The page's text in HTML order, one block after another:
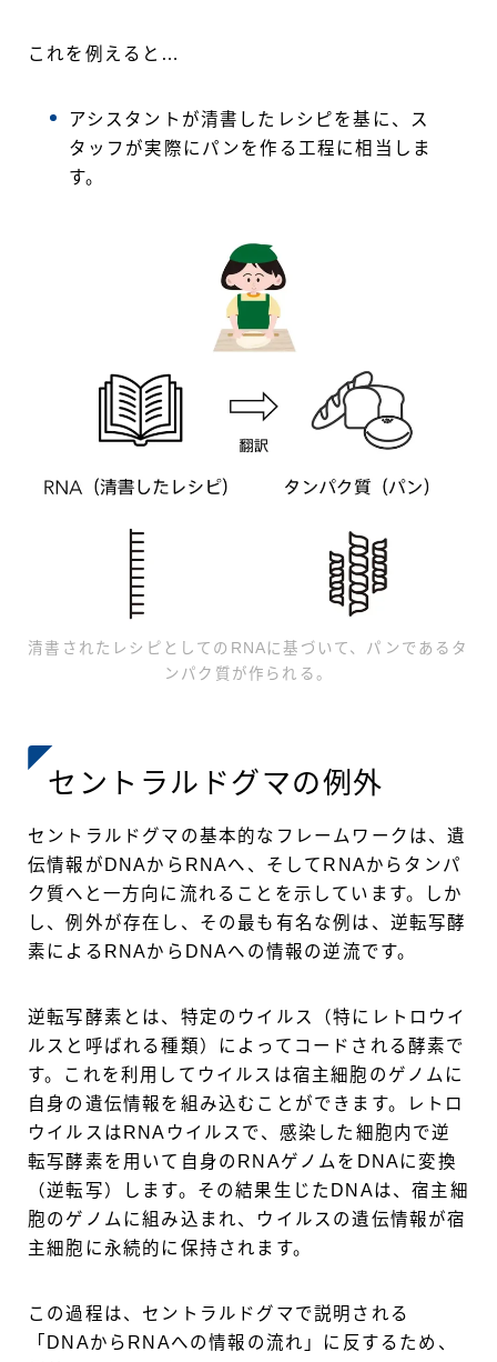
これを例えると…
アシスタントが清書したレシピを基に、ス
タッフが実際にパンを作る工程に相当しま
す。
清書されたレシピとしてのRNAに基づいて、パンであるタ
ンパク質が作られる。
セントラルドグマの例外
セントラルドグマの基本的なフレームワークは、遺
伝情報がDNAからRNAへ、そしてRNAからタンパ
ク質へと一方向に流れることを示しています。しか
し、例外が存在し、その最も有名な例は、逆転写酵
素によるRNAからDNAへの情報の逆流です。
逆転写酵素とは、特定のウイルス（特にレトロウイ
ルスと呼ばれる種類）によってコードされる酵素で
す。これを利用してウイルスは宿主細胞のゲノムに
自身の遺伝情報を組み込むことができます。レトロ
ウイルスはRNAウイルスで、感染した細胞内で逆
転写酵素を用いて自身のRNAゲノムをDNAに変換
（逆転写）します。その結果生じたDNAは、宿主細
胞のゲノムに組み込まれ、ウイルスの遺伝情報が宿
主細胞に永続的に保持されます。
この過程は、セントラルドグマで説明される
「DNAからRNAへの情報の流れ」に反するため、